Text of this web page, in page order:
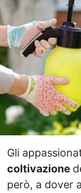
Gli
coltivazione
però, a dover